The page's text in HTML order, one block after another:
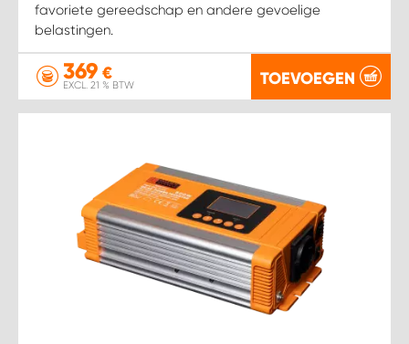
favoriete gereedschap en andere gevoelige
belastingen.
369 €
EXCL. 21 % BTW TOEVOEGEN
WORK SYSTEM ZWARTEBROEK